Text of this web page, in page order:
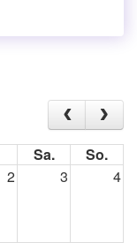
Sa.
So.
2 3 4